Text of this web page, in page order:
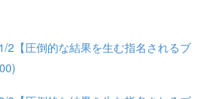
2【圧倒的な結果を生む指名されるブ